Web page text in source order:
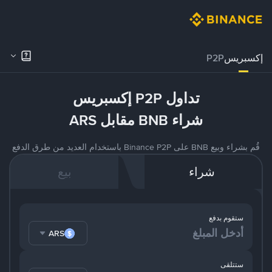
إكسبريسP2P
تداول P2P إكسبريس
شراء BNB مقابل ARS
قُم بشراء وبيع BNB على Binance P2P باستخدام العديد من طرق الدفع
شراء بيع
ستقوم بدفع
ARS
ستتلقى